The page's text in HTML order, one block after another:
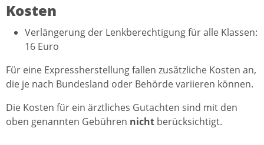
Kosten
Verlängerung der Lenkberechtigung für alle Klassen:
16 Euro
Für eine Expressherstellung fallen zusätzliche Kosten an,
die je nach Bundesland oder Behörde variieren können.
Die Kosten für ein ärztliches Gutachten sind mit den
oben genannten Gebühren nicht berücksichtigt.